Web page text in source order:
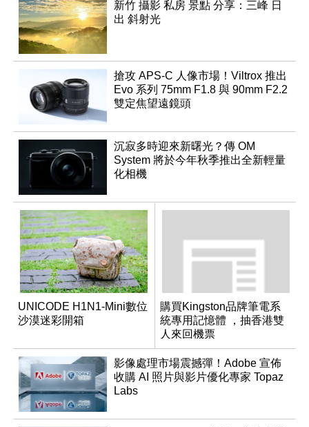
新竹 攝影 私房 景點 分享：三峰 日
出 斜射光
搶攻 APS-C 人像市場！Viltrox 推出
Evo 系列 75mm F1.8 與 90mm F2.2
雙定焦望遠鏡頭
沉寂多時迎來新曙光？傳 OM
System 將於今年秋季推出全新輕量
化相機
UNICODE H1N1-Mini數位
沙漠迷彩開箱
購買Kingston品牌筆電系
統專用記憶體 ，抽香港雙
人來回機票
影像處理市場震撼彈！Adobe 宣佈
收購 AI 照片與影片優化專家 Topaz
Labs